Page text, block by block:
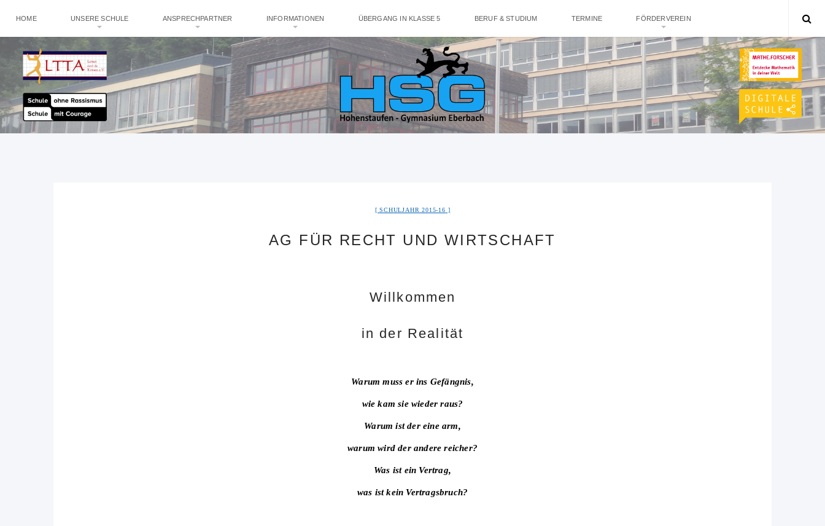
HOME UNSERE SCHULE ANSPRECHPARTNER INFORMATIONEN ÜBERGANG IN KLASSE 5 BERUF & STUDIUM TERMINE FÖRDERVEREIN
SCHULJAHR 2015-16
AG FÜR RECHT UND WIRTSCHAFT
Willkommen
in der Realität
Warum muss er ins Gefängnis,
wie kam sie wieder raus?
Warum ist der eine arm,
warum wird der andere reicher?
Was ist ein Vertrag,
was ist kein Vertragsbruch?